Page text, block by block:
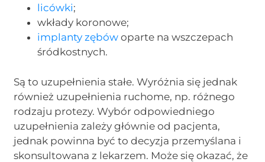
licówki;
wkłady koronowe;
implanty zębów oparte na wszczepach
śródkostnych.
Są to uzupełnienia stałe. Wyróżnia się jednak
również uzupełnienia ruchome, np. różnego
rodzaju protezy. Wybór odpowiedniego
uzupełnienia zależy głównie od pacjenta,
jednak powinna być to decyzja przemyślana i
skonsultowana z lekarzem. Może się okazać, że